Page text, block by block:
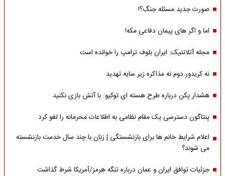
صورت جدید مسئله جنگ؟!
اما و اگر های پیمان دفاعی مکه!
مجله آتلانتیک: ایران بلوف ترامپ را خوانده است
نه کریدور دوم نه مذاکره زیر سایه تهدید
هشدار پکن درباره طرح هسته ای توکیو: با آتش بازی نکنید
پنتاگون دسترسی یک مقام نظامی به اطلاعات محرمانه را لغو کرد
اعلام شرایط خانم ها برای بازنشستگی | زنان با چند سال خدمت بازنشسته
می شوند؟
جزئیات توافق ایران و عمان درباره تنگه هرمز/آمریکا شرط گذاشت